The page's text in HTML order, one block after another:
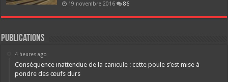
19 novembre 2016 86
Publications
4 heures ago
Conséquence inattendue de la canicule : cette poule s’est mise à
pondre des œufs durs